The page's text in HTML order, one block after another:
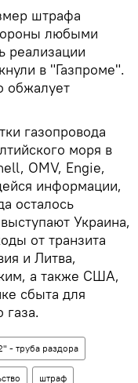
штрафа
любыми
реализации
в "Газпроме".
обжалует
газопровода
моря в
OMV, Engie,
информации,
осталось
Украина,
от транзита
и Литва,
а также США,
сбыта для
газа.
- труба раздора
штраф